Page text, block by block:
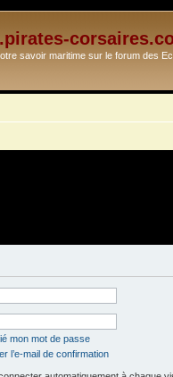
savoir maritime sur le forum des
mon mot de passe
l’e-mail de confirmation